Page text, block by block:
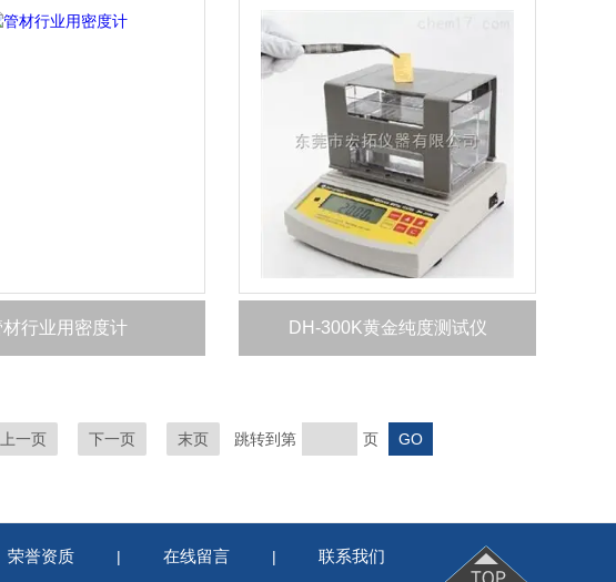
材行业用密度计 DH-300K黄金纯度测试仪
上一页 下一页 末页 跳转到第 页
荣誉资质 | 在线留言 | 联系我们